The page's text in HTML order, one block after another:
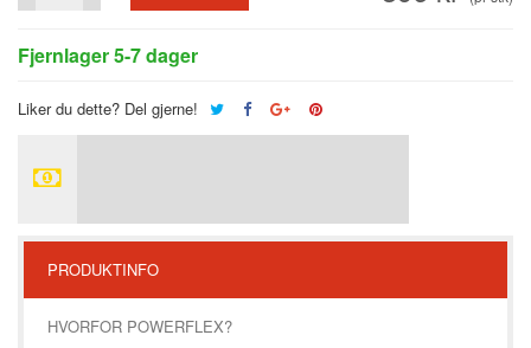
Fjernlager 5-7 dager
Liker du dette? Del gjerne!
PRODUKTINFO
HVORFOR POWERFLEX?